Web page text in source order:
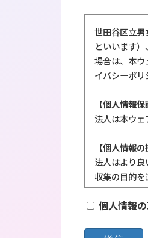
世田谷区立
といいます
場合は、本
イバシーポリ
【個人情報保
法人は本ウ
【個人情報
法人はより
収集の目的
法人はあな
号またはE
的として、
個人情報